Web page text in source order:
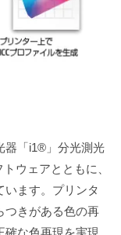
器「i1®」分光測光
ウェアとともに、
います。プリンタ
つきがある色の再